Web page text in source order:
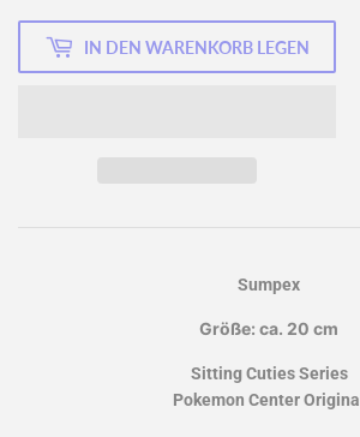
IN DEN WARENKORB LEGEN
Sumpex
Größe: ca. 20 cm
Sitting Cuties Series
Pokemon Center Original